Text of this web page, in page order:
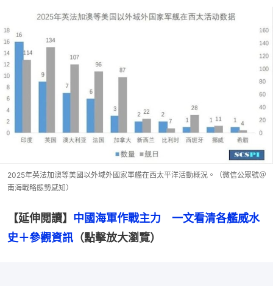
2025年英法加澳等美國以外域外國家軍艦在西太平洋活動概況。（微信公眾號＠
南海戰略態勢感知）
【延伸閲讀】 中國海軍作戰主力　一文看清各艦威水
史＋參觀資訊（點擊放大瀏覽）